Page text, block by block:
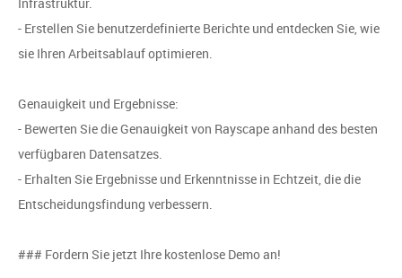
- Erstellen Sie benutzerdefinierte Berichte und entdecken Sie, wie
sie Ihren Arbeitsablauf optimieren.
Genauigkeit und Ergebnisse:
- Bewerten Sie die Genauigkeit von Rayscape anhand des besten
verfügbaren Datensatzes.
- Erhalten Sie Ergebnisse und Erkenntnisse in Echtzeit, die die
Entscheidungsfindung verbessern.
### Fordern Sie jetzt Ihre kostenlose Demo an!